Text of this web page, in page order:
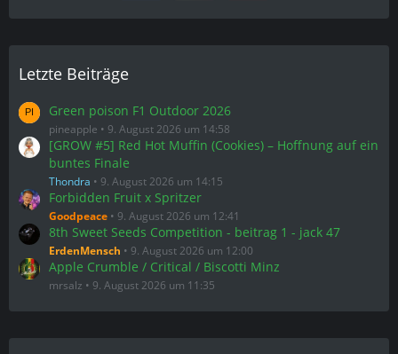
Letzte Beiträge
Green poison F1 Outdoor 2026
pineapple 9. August 2026 um 14:58
[GROW #5] Red Hot Muffin (Cookies) – Hoffnung auf ein
buntes Finale
Thondra 9. August 2026 um 14:15
Forbidden Fruit x Spritzer
Goodpeace 9. August 2026 um 12:41
8th Sweet Seeds Competition - beitrag 1 - jack 47
ErdenMensch 9. August 2026 um 12:00
Apple Crumble / Critical / Biscotti Minz
mrsalz 9. August 2026 um 11:35